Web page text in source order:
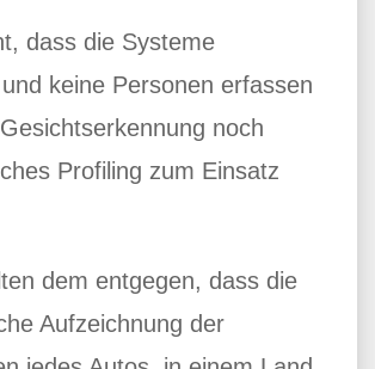
dass die Systeme
keine Personen erfassen
noch
Profiling zum Einsatz
dem entgegen, dass die
Aufzeichnung der